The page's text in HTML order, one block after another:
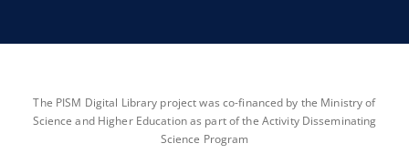
The PISM Digital Library project was co-financed by the Ministry of
Science and Higher Education as part of the Activity Disseminating
Science Program